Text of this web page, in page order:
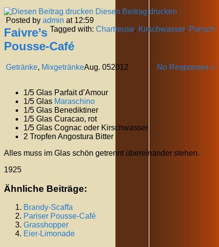
Diesen Beitrag drucken
Posted by admin at 12:59
Tagged with: Chartreuse, Kirschwasser, Punsch
Faivre’s
Pousse-Café
Getränke, Mixgetränke No Responses »
Aug. 052012
1/5 Glas Parfait d’Amour
1/5 Glas Maraschino
1/5 Glas Benediktiner
1/5 Glas Curacao, rot
1/5 Glas Cognac oder Kirschwasser
2 Tropfen Angostura Bitter
Alles muss im Glas schön getrennt übereinander stehen.
1925
Ähnliche Beiträge:
Brandy-Scaffa
Pariser Pousse-Café
Grasshopper
Eier-Limonade